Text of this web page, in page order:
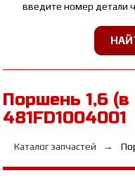
введите номер детали
Поршень 1,6 (в
481FD1004001
Каталог запчастей